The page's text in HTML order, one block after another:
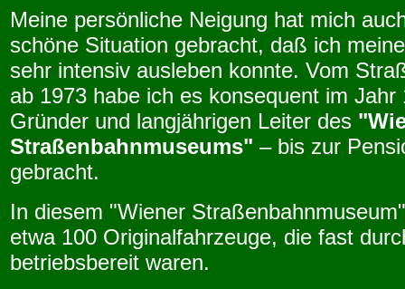
Meine persönliche Neigung hat mich
schöne Situation gebracht, daß ich
sehr intensiv ausleben konnte. Vom
ab 1973 habe ich es konsequent im Jahr
Gründer und langjährigen Leiter des
Straßenbahnmuseums" – bis zur
gebracht.
In diesem "Wiener
etwa 100 Originalfahrzeuge, die fast
betriebsbereit waren.